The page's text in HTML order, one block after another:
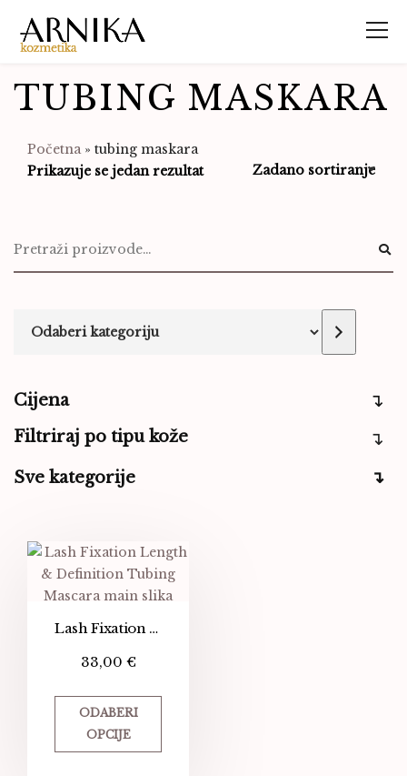
TUBING MASKARA
Početna» tubing maskara
Prikazuje se jedan rezultat
Cijena
Filtriraj po tipu kože
Sve kategorije
Lash Fixation Length & Definition Tubing Mascara
33,00 €
ODABERI
OPCIJE